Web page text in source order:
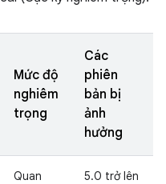
Mức độ
nghiêm
trọng
Các
phiên
bản bị
ảnh
hưởng
Quan
5.0 trở lên